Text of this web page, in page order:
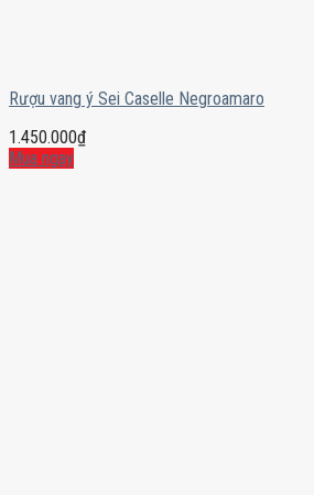
Rượu vang ý Sei Caselle Negroamaro
1.450.000₫
Mua ngay